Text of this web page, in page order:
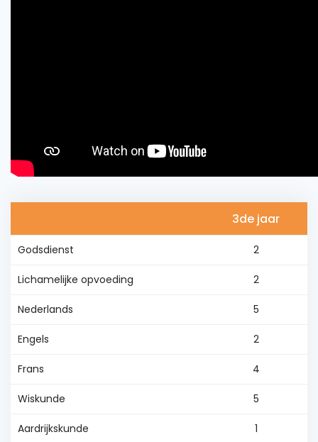
3de jaar
Godsdienst 2
Lichamelijke opvoeding 2
Nederlands 5
Engels 2
Frans 4
Wiskunde 5
Aardrijkskunde 1